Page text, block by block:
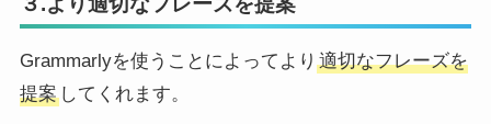
Grammarlyを使うことによってより 適切なフレーズを
提案してくれます。